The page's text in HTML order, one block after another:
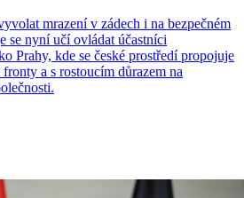
mrazení v zádech i na bezpečném
se nyní učí ovládat účastníci
Prahy, kde se české prostředí propojuje
a s rostoucím důrazem na